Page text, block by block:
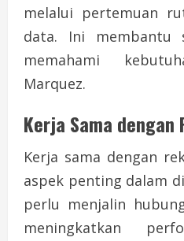
melalui pertemuan
data. Ini membantu
memahami
Marquez.
Kerja Sama dengan
Kerja sama dengan
aspek penting dalam
perlu menjalin
meningkatkan